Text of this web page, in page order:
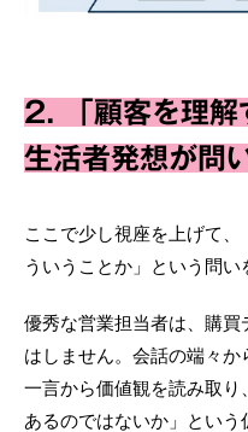
2. 「顧客を理
生活者発想が問
ここで少し視座を上げて
ういうことか」という問い
優秀な営業担当者は、購買
はしません。会話の端々
一言から価値観を読み取り
あるのではないか」とい